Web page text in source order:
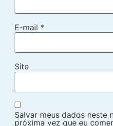
E-mail *
Site
Salvar meus dados neste
próxima vez que eu